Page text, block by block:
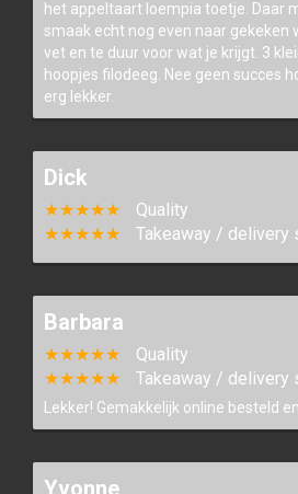
het appeltaart loempia toetje. Daar
smaak echt nog even naar gekeken
vet en te duur voor wat je krijgt. 3
hoopjes filodeeg. Nee geen succes
erg lekker.
Dick
★★★★★
Quality
★★★★★
Takeaway / delivery
Barbara
★★★★★
Quality
★★★★★
Takeaway / delivery
Lekker! Gemakkelijk online besteld
Yvonne